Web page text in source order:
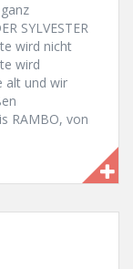
SYLVESTER
wird nicht
wird
alt und wir
RAMBO, von